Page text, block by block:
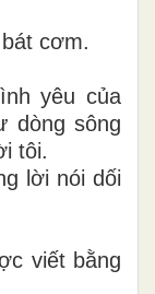
cơm.
yêu của
dòng sông
tôi.
lời nói dối
viết bằng